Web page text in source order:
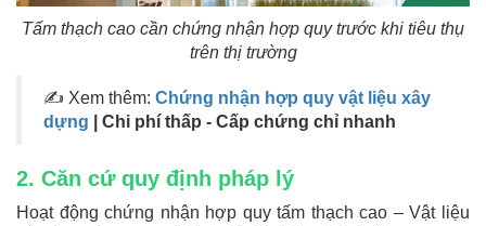
Tấm thạch cao cần chứng nhận hợp quy trước khi tiêu thụ
trên thị trường
✍ Xem thêm: Chứng nhận hợp quy vật liệu xây
dựng | Chi phí thấp - Cấp chứng chỉ nhanh
2. Căn cứ quy định pháp lý
Hoạt động chứng nhận hợp quy tấm thạch cao – Vật liệu